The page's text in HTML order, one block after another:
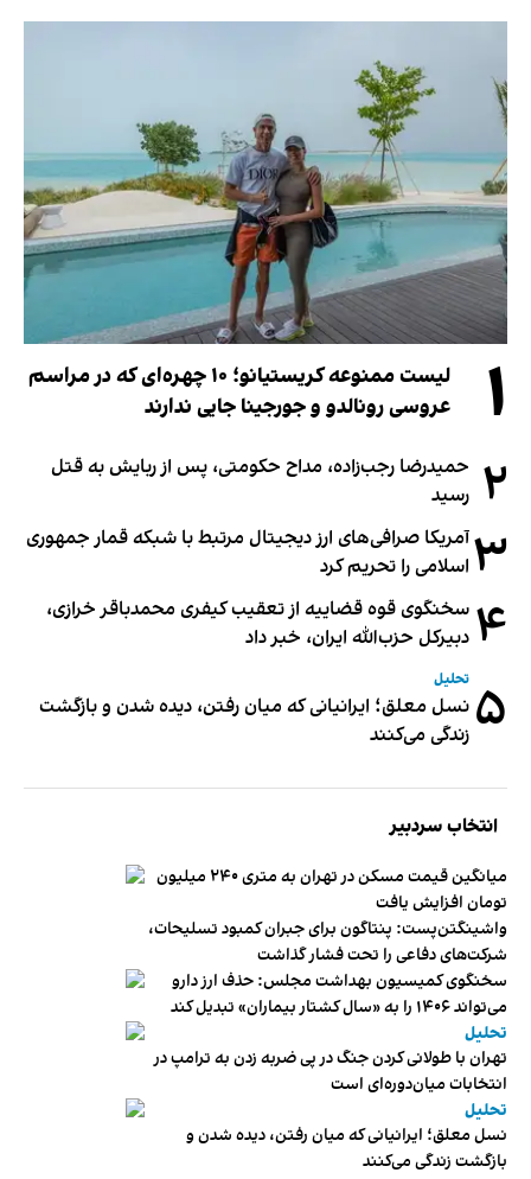
۱
لیست ممنوعه کریستیانو؛ ۱۰ چهره‌ای که در مراسم
عروسی رونالدو و جورجینا جایی ندارند
۲ حمیدرضا رجب‌زاده، مداح حکومتی، پس از ربایش به قتل
رسید
۳آمریکا صرافی‌های ارز دیجیتال مرتبط با شبکه قمار جمهوری
اسلامی را تحریم کرد
۴ سخنگوی قوه قضاییه از تعقیب کیفری محمدباقر خرازی،
دبیر‌کل حزب‌الله ایران، خبر داد
۵ تحلیل
نسل معلق؛ ایرانیانی که میان رفتن، دیده شدن و بازگشت
زندگی می‌کنند
انتخاب سردبیر
میانگین قیمت مسکن در تهران به متری ۲۴۰ میلیون
تومان افزایش یافت
واشینگتن‌پست: پنتاگون برای جبران کمبود تسلیحات،
شرکت‌های دفاعی را تحت فشار گذاشت
سخنگوی کمیسیون بهداشت مجلس: حذف ارز دارو
می‌تواند ۱۴۰۶ را به «سال کشتار بیماران» تبدیل کند
تحلیل
تهران با طولانی کردن جنگ در پی ضربه زدن به ترامپ در
انتخابات میان‌دوره‌ای است
تحلیل
نسل معلق؛ ایرانیانی که میان رفتن، دیده شدن و
بازگشت زندگی می‌کنند